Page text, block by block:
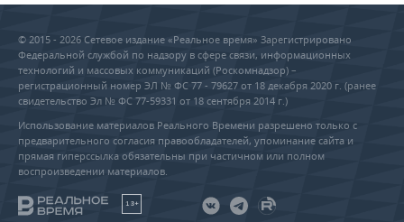
© 2015 - 2026 Сетевое издание «Реальное время» Зарегистрировано
Федеральной службой по надзору в сфере связи, информационных
технологий и массовых коммуникаций (Роскомнадзор) –
регистрационный номер ЭЛ № ФС 77 - 79627 от 18 декабря 2020 г. (ранее
свидетельство Эл № ФС 77-59331 от 18 сентября 2014 г.)
Использование материалов Реального Времени разрешено только с
предварительного согласия правообладателей, упоминание сайта и
прямая гиперссылка обязательны при частичном или полном
воспроизведении материалов.
18+